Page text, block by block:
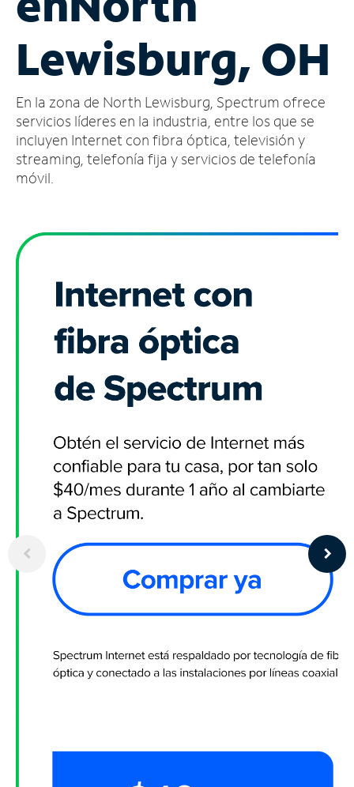
cuenta
Encuentra
tienda
Lewisburg, OH
En la zona de North Lewisburg, Spectrum ofrece
servicios líderes en la industria, entre los que se
incluyen Internet con fibra óptica, televisión y
streaming, telefonía fija y servicios de telefonía
móvil.